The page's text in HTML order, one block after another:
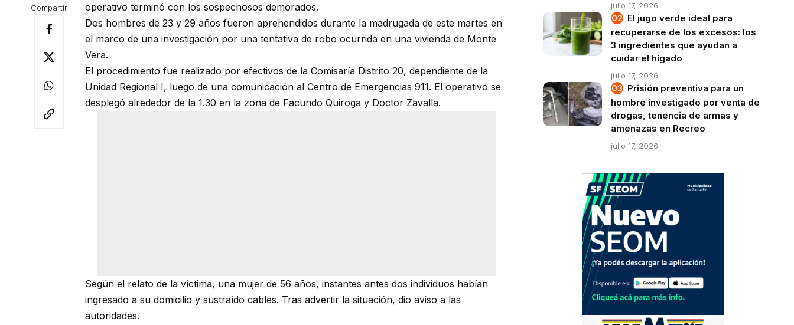
Compartir
operativo terminó con los sospechosos demorados.
Dos hombres de 23 y 29 años fueron aprehendidos durante la madrugada de este martes en
el marco de una investigación por una tentativa de robo ocurrida en una vivienda de Monte
Vera.
El procedimiento fue realizado por efectivos de la Comisaría Distrito 20, dependiente de la
Unidad Regional I, luego de una comunicación al Centro de Emergencias 911. El operativo se
desplegó alrededor de la 1.30 en la zona de Facundo Quiroga y Doctor Zavalla.
Según el relato de la víctima, una mujer de 56 años, instantes antes dos individuos habían
ingresado a su domicilio y sustraído cables. Tras advertir la situación, dio aviso a las
autoridades.
julio 17, 2026
El jugo verde ideal para
recuperarse de los excesos: los
3 ingredientes que ayudan a
cuidar el hígado
julio 17, 2026
Prisión preventiva para un
hombre investigado por venta de
drogas, tenencia de armas y
amenazas en Recreo
julio 17, 2026